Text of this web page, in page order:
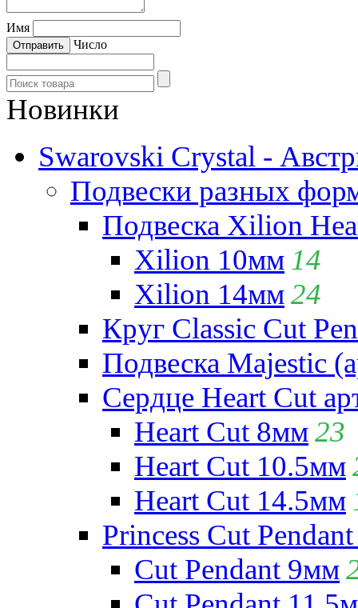
Имя
Число
Новинки
Swarovski Crystal -
Подвески разных
Подвеска Xilion
Xilion 10мм 14
Xilion 14мм24
Круг Classic Cut
Подвеска Majestic
Сердце Heart Cut
Heart Cut 8мм23
Heart Cut 10.5мм
Heart Cut 14.5мм
Princess Cut
Cut Pendant 9мм